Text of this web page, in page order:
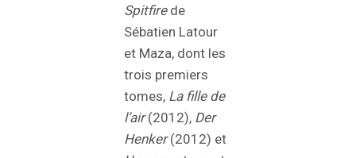
Spitfire de
Sébatien Latour
et Maza, dont les
trois premiers
tomes, La fille de
l’air(2012), Der
Henker(2012) et